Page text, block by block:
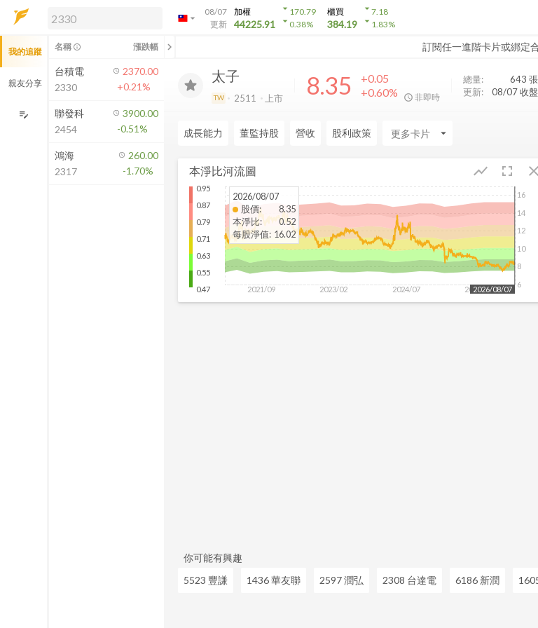
arrow_drop_down
08/07
更新
加權
44225.91
arrow_drop_down170.79
arrow_drop_down0.38%
櫃買
384.19
arrow_drop_down7.18
arrow_drop_down1.83%
訂閱任一進階卡片或綁定
解鎖即時行情及進階功能
方案」，即可解鎖以下功能：
即時行情
即時市況與排行
成交金額熱力圖
前往方案訂閱
如何綁定合作券商
太子
TW 2511 上市 8.35
+0.05
+0.60%
非即時
總量: 643 張
更新:
08/07 收盤
成長能力 董監持股 營收 股利政策 arrow_drop_down
本淨比河流圖 fullscreen close
show_chart
0.95
0.87
0.79
0.71
0.63
0.55
0.47
2021/09 2023/02 2024/07 2025/11
6
8
10
12
14
16
2026/08/07
2026/08/07
股價:
8.35
本淨比:
0.52
每股淨值: 16.02
你可能有興趣
5523 豐謙
1436 華友聯 2597 潤弘 2308 台達電 6186 新潤
我的追蹤
親友分享
edit_note
名稱 info_outline 漲跌幅 chevron_left
台積電
2330
2370.00
+0.21%
聯發科
2454
3900.00
-0.51%
鴻海
2317
260.00
-1.70%